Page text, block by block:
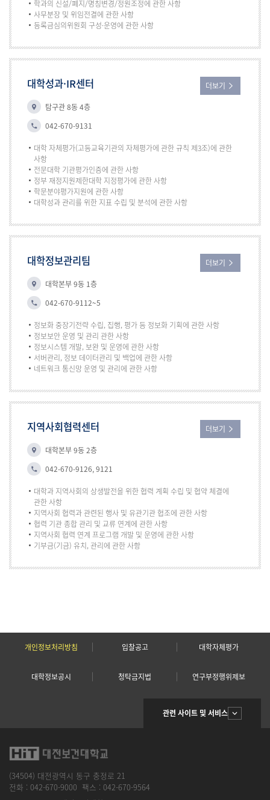
학과의 신설/폐지/명칭변경/정원조정에 관한 사항
사무분장 및 위임전결에 관한 사항
등록금심의위원회 구성·운영에 관한 사항
대학성과·IR센터
탐구관 8동 4층
042-670-9131
대학 자체평가(고등교육기관의 자체평가에 관한 규칙 제3조)에 관한
사항
전문대학 기관평가인증에 관한 사항
정부 재정지원제한대학 지정평가에 관한 사항
학문분야평가지원에 관한 사항
대학성과 관리를 위한 지표 수립 및 분석에 관한 사항
더보기
대학정보관리팀
대학본부 9동 1층
042-670-9112~5
정보화 중장기전략 수립, 집행, 평가 등 정보화 기획에 관한 사항
정보보안 운영 및 관리 관한 사항
정보시스템 개발, 보완 및 운영에 관한 사항
서버관리, 정보 데이터관리 및 백업에 관한 사항
네트워크 통신망 운영 및 관리에 관한 사항
더보기
지역사회협력센터
대학본부 9동 2층
042-670-9126, 9121
대학과 지역사회의 상생발전을 위한 협력 계획 수립 및 협약 체결에
관한 사항
지역사회 협력과 관련된 행사 및 유관기관 협조에 관한 사항
협력 기관 종합 관리 및 교류 연계에 관한 사항
지역사회 협력 연계 프로그램 개발 및 운영에 관한 사항
기부금(기금) 유치, 관리에 관한 사항
더보기
개인정보처리방침 입찰공고 대학자체평가
대학정보공시 청탁금지법 연구부정행위제보
관련 사이트 및 서비스
(34504) 대전광역시 동구 충정로 21
전화 : 042-670-9000 팩스 : 042-670-9564